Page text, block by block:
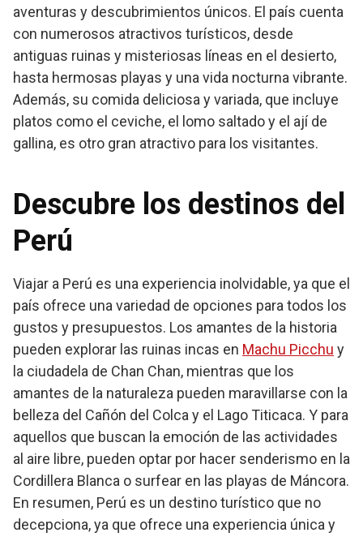
aventuras y descubrimientos únicos. El país cuenta
con numerosos atractivos turísticos, desde
antiguas ruinas y misteriosas líneas en el desierto,
hasta hermosas playas y una vida nocturna vibrante.
Además, su comida deliciosa y variada, que incluye
platos como el ceviche, el lomo saltado y el ají de
gallina, es otro gran atractivo para los visitantes.
Descubre los destinos del
Perú
Viajar a Perú es una experiencia inolvidable, ya que el
país ofrece una variedad de opciones para todos los
gustos y presupuestos. Los amantes de la historia
pueden explorar las ruinas incas en Machu Picchu y
la ciudadela de Chan Chan, mientras que los
amantes de la naturaleza pueden maravillarse con la
belleza del Cañón del Colca y el Lago Titicaca. Y para
aquellos que buscan la emoción de las actividades
al aire libre, pueden optar por hacer senderismo en la
Cordillera Blanca o surfear en las playas de Máncora.
En resumen, Perú es un destino turístico que no
decepciona, ya que ofrece una experiencia única y